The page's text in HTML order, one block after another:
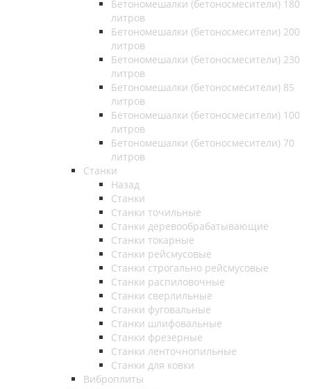
Бетономешалки (бетоносмесители) 180
литров
Бетономешалки (бетоносмесители) 200
литров
Бетономешалки (бетоносмесители) 230
литров
Бетономешалки (бетоносмесители) 85
литров
Бетономешалки (бетоносмесители) 100
литров
Бетономешалки (бетоносмесители) 70
литров
Станки
Назад
Станки
Станки точильные
Станки деревообрабатывающие
Станки токарные
Станки рейсмусовые
Станки строгально рейсмусовые
Станки распиловочные
Станки сверлильные
Станки фуговальные
Станки шлифовальные
Станки фрезерные
Станки ленточнопильные
Станки для ковки
Виброплиты